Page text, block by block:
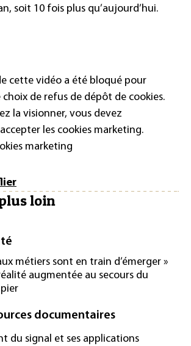
soit 10 fois plus qu’aujourd’hui.
cette vidéo a été bloqué pour
de refus de dépôt de cookies.
la visionner, vous devez
les cookies marketing.
marketing
loin
métiers sont en train d’émerger »
augmentée au secours du
documentaires
du signal et ses applications